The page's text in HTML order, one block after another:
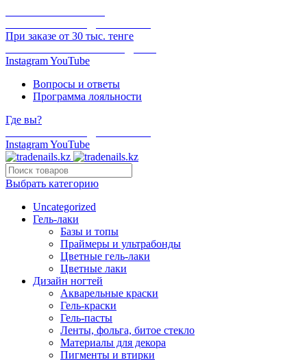
При заказе от 30 тыс. тенге
InstagramYouTube
Вопросы и ответы
Программа лояльности
Где вы?
InstagramYouTube
Выбрать категорию
Uncategorized
Гель-лаки
Базы и топы
Праймеры и ультрабонды
Цветные гель-лаки
Цветные лаки
Дизайн ногтей
Акварельные краски
Гель-краски
Гель-пасты
Ленты, фольга, битое стекло
Материалы для декора
Пигменты и втирки